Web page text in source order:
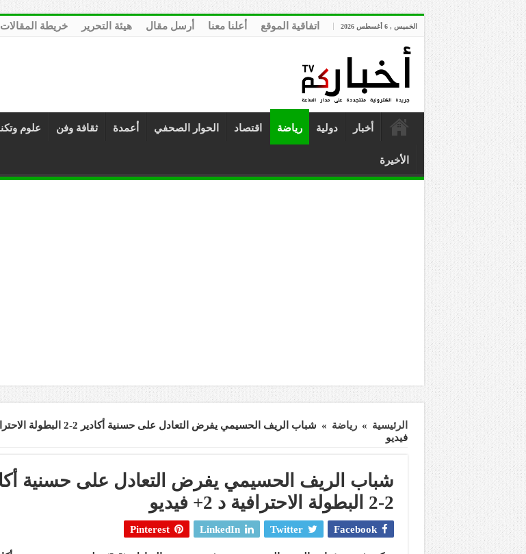
الخميس , 6 أغسطس 2026 اتفاقية الموقع أعلنا معنا أرسل مقال هيئة التحرير خريطة المقالات
أخبار دولية رياضة اقتصاد الحوار الصحفي أعمدة ثقافة وفن علوم
الأخيرة
الرئيسية » رياضة »
فيديو
شباب الريف الحسيمي يفرض التعادل على حسنية
2-2 البطولة الاحترافية د 2+ فيديو
Facebook
Twitter
LinkedIn
Pinterest